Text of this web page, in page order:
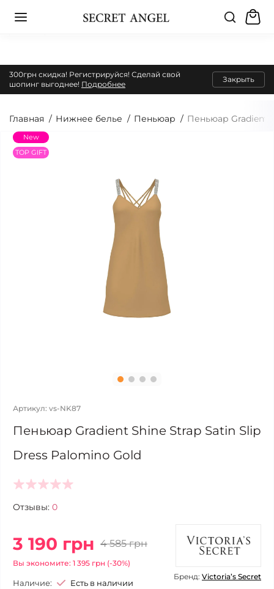
300грн скидка! Регистрируйся! Сделай свой
шопинг выгоднее! Подробнее
Закрыть
Главная Нижнее белье Пеньюар Пеньюар Gradient
New
TOP GIFT
Артикул: vs-NK87
Пеньюар Gradient Shine Strap Satin Slip
Dress Palomino Gold
Отзывы: 0
3 190 грн 4 585 грн
Вы экономите: 1 395 грн (-30%)
Наличие: Есть в наличии
Бренд: Victoria’s Secret